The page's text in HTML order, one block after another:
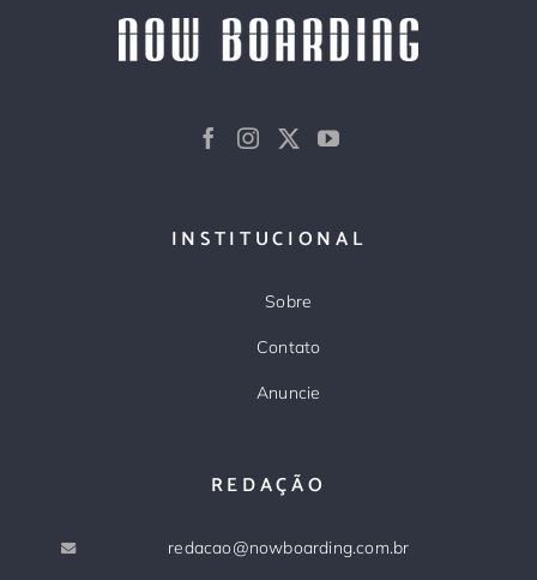
INSTITUCIONAL
Sobre
Contato
Anuncie
REDAÇÃO
redacao@nowboarding.com.br